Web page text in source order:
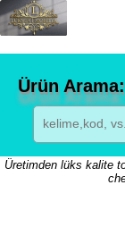
Ürün Arama:
Üretimden lüks kalite